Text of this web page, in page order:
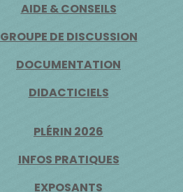
AIDE & CONSEILS
GROUPE DE DISCUSSION
DOCUMENTATION
DIDACTICIELS
PLÉRIN 2026
INFOS PRATIQUES
EXPOSANTS